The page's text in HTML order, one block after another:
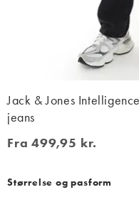
Jack & Jones
jeans
Fra 499,95 kr.
Fra 499,95 kr.
Størrelse og pasform